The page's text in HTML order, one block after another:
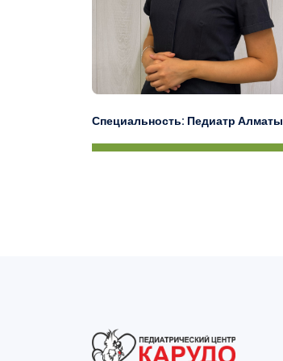
Специальность: Педиатр Алматы